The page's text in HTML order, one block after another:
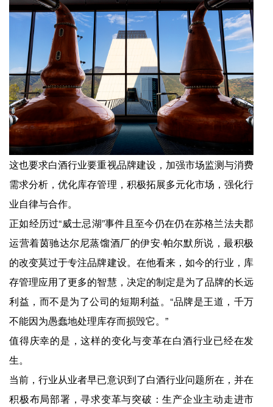
这也要求白酒行业要重视品牌建设，加强市场监测与消费
需求分析，优化库存管理，积极拓展多元化市场，强化行
业自律与合作。
正如经历过“威士忌湖”事件且至今仍在仍在苏格兰法夫郡
运营着茵驰达尔尼蒸馏酒厂的伊安·帕尔默所说，最积极
的改变莫过于专注品牌建设。在他看来，如今的行业，库
存管理应用了更多的智慧，决定的制定是为了品牌的长远
利益，而不是为了公司的短期利益。“品牌是王道，千万
不能因为愚蠢地处理库存而损毁它。”
值得庆幸的是，这样的变化与变革在白酒行业已经在发
生。
当前，行业从业者早已意识到了白酒行业问题所在，并在
积极布局部署，寻求变革与突破：生产企业主动走进市